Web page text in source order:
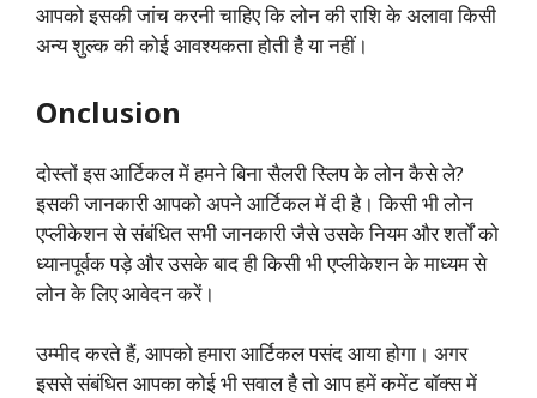
आपको इसकी जांच करनी चाहिए कि लोन की राशि के अलावा किसी
अन्य शुल्क की कोई आवश्यकता होती है या नहीं।
Onclusion
दोस्तों इस आर्टिकल में हमने बिना सैलरी स्लिप के लोन कैसे ले?
इसकी जानकारी आपको अपने आर्टिकल में दी है। किसी भी लोन
एप्लीकेशन से संबंधित सभी जानकारी जैसे उसके नियम और शर्तों को
ध्यानपूर्वक पड़े और उसके बाद ही किसी भी एप्लीकेशन के माध्यम से
लोन के लिए आवेदन करें।
उम्मीद करते हैं, आपको हमारा आर्टिकल पसंद आया होगा। अगर
इससे संबंधित आपका कोई भी सवाल है तो आप हमें कमेंट बॉक्स में